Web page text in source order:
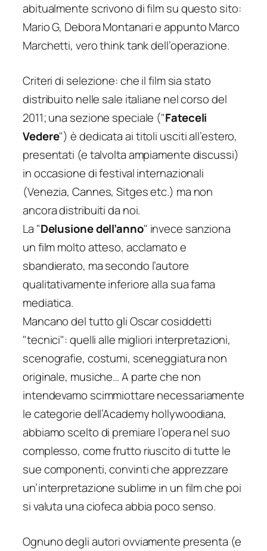
abitualmente scrivono di film su questo sito:
Mario G, Debora Montanari e appunto Marco
Marchetti, vero think tank dell’operazione.
Criteri di selezione: che il film sia stato
distribuito nelle sale italiane nel corso del
2011; una sezione speciale ("Fateceli
Vedere") è dedicata ai titoli usciti all’estero,
presentati (e talvolta ampiamente discussi)
in occasione di festival internazionali
(Venezia, Cannes, Sitges etc.) ma non
ancora distribuiti da noi.
La "Delusione dell’anno" invece sanziona
un film molto atteso, acclamato e
sbandierato, ma secondo l’autore
qualitativamente inferiore alla sua fama
mediatica.
Mancano del tutto gli Oscar cosiddetti
"tecnici": quelli alle migliori interpretazioni,
scenografie, costumi, sceneggiatura non
originale, musiche… A parte che non
intendevamo scimmiottare necessariamente
le categorie dell’Academy hollywoodiana,
abbiamo scelto di premiare l’opera nel suo
complesso, come frutto riuscito di tutte le
sue componenti, convinti che apprezzare
un’interpretazione sublime in un film che poi
si valuta unaciofecaabbia poco senso.
Ognuno degli autori ovviamente presenta (e